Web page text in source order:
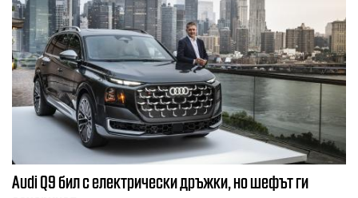
Audi Q9 бил с електрически дръжки, но шефът ги